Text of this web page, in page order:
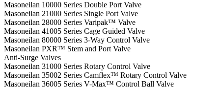
Masoneilan 10000 Series Double Port Valve
Masoneilan 21000 Series Single Port Valve
Masoneilan 28000 Series Varipak™ Valve
Masoneilan 41005 Series Cage Guided Valve
Masoneilan 80000 Series 3-Way Control Valve
Masoneilan PXR™ Stem and Port Valve
Anti-Surge Valves
Masoneilan 31000 Series Rotary Control Valve
Masoneilan 35002 Series Camflex™ Rotary Control Valve
Masoneilan 36005 Series V-Max™ Control Ball Valve